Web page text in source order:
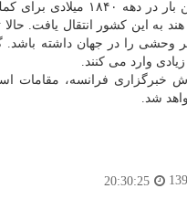
به این كشور انتقال یافت.
وحشی را در جهان داشته باشد.
وارد می كنند.
شد.
20:30:25